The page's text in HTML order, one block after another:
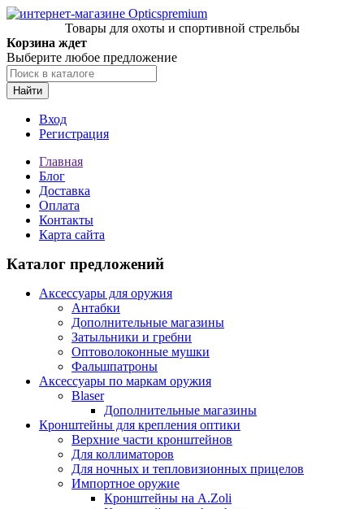
Товары для охоты и спортивной стрельбы
Корзина ждет
Выберите любое предложение
Найти
Вход
Регистрация
Главная
Блог
Доставка
Оплата
Контакты
Карта сайта
Каталог предложений
Аксессуары для оружия
Антабки
Дополнительные магазины
Затыльники и гребни
Оптоволоконные мушки
Фальшпатроны
Аксессуары по маркам оружия
Blaser
Дополнительные магазины
Кронштейны для крепления оптики
Верхние части кронштейнов
Для коллиматоров
Для ночных и тепловизионных прицелов
Импортное оружие
Кронштейны на A.Zoli